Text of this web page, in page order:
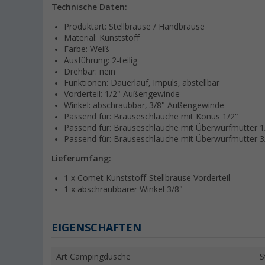
Technische Daten:
Produktart: Stellbrause / Handbrause
Material: Kunststoff
Farbe: Weiß
Ausführung: 2-teilig
Drehbar: nein
Funktionen: Dauerlauf, Impuls, abstellbar
Vorderteil: 1/2" Außengewinde
Winkel: abschraubbar, 3/8" Außengewinde
Passend für: Brauseschläuche mit Konus 1/2"
Passend für: Brauseschläuche mit Überwurfmutter
Passend für: Brauseschläuche mit Überwurfmutter
Lieferumfang:
1 x Comet Kunststoff-Stellbrause Vorderteil
1 x abschraubbarer Winkel 3/8"
EIGENSCHAFTEN
Art Campingdusche